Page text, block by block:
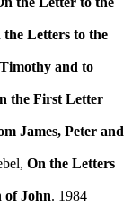
the Letters to the
and to
the First Letter
James, Peter and
On the Letters
of John. 1984